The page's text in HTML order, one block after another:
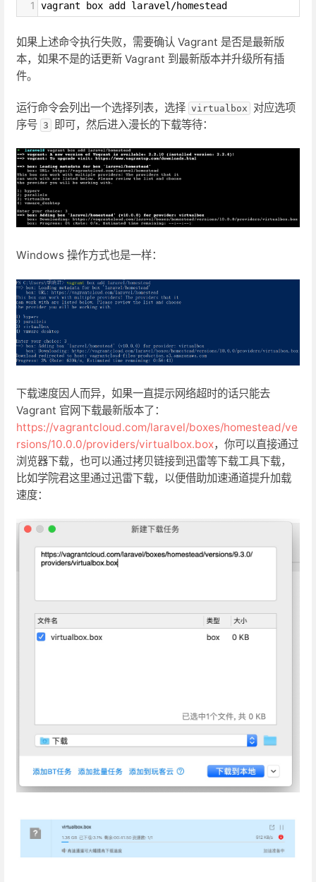
1 vagrant box add laravel/homestead
如果上述命令执行失败，需要确认 Vagrant 是否是最新版
本，如果不是的话更新 Vagrant 到最新版本并升级所有插
件。
运行命令会列出一个选择列表，选择 virtualbox
对应选项
序号 3 即可，然后进入漫长的下载等待：
Windows 操作方式也是一样：
下载速度因人而异，如果一直提示网络超时的话只能去
Vagrant 官网下载最新版本了：
https://vagrantcloud.com/laravel/boxes/homestead/ve
rsions/10.0.0/providers/virtualbox.box，你可以直接通过
浏览器下载，也可以通过拷贝链接到迅雷等下载工具下载，
比如学院君这里通过迅雷下载，以便借助加速通道提升加载
速度：